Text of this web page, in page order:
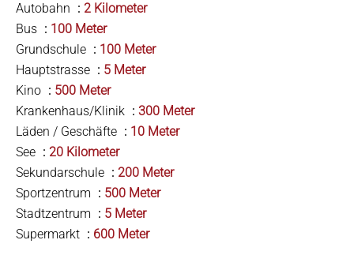
Autobahn
2 Kilometer
Bus
100 Meter
Grundschule
100 Meter
Hauptstrasse
5 Meter
Kino
500 Meter
Krankenhaus/Klinik
300 Meter
Läden / Geschäfte
10 Meter
See
20 Kilometer
Sekundarschule
200 Meter
Sportzentrum
500 Meter
Stadtzentrum
5 Meter
Supermarkt
600 Meter